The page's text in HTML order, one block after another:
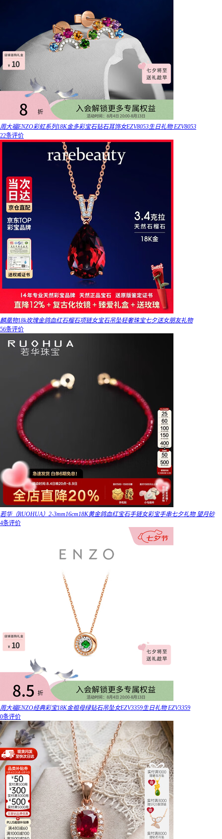
周大福ENZO彩虹系列18K金多彩宝石钻石耳饰女EZV8053生日礼物 EZV8053
22条评价
麟凰物18k玫瑰金鸽血红石榴石项链女宝石吊坠轻奢珠宝七夕送女朋友礼物
56条评价
若华（RUOHUA）2-3mm16cm18K黄金鸽血红宝石手链女彩宝手串七夕礼物 望月砂
4条评价
周大福ENZO经典彩宝18K金祖母绿钻石吊坠女EZV3359生日礼物 EZV3359
0条评价